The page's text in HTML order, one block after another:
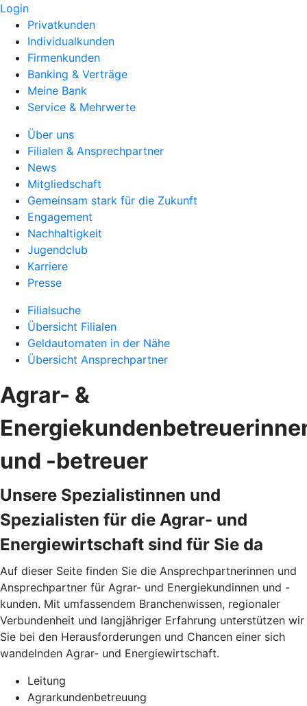
Login
Privatkunden
Individualkunden
Firmenkunden
Banking & Verträge
Meine Bank
Service & Mehrwerte
Über uns
Filialen & Ansprechpartner
News
Mitgliedschaft
Gemeinsam stark für die Zukunft
Engagement
Nachhaltigkeit
Jugendclub
Karriere
Presse
Filialsuche
Übersicht Filialen
Geldautomaten in der Nähe
Übersicht Ansprechpartner
Agrar- &
und -betreuer
Unsere Spezialistinnen und
Spezialisten für die Agrar- und
Energiewirtschaft sind für Sie da
Auf dieser Seite finden Sie die Ansprechpartnerinnen und
Ansprechpartner für Agrar- und Energiekundinnen und -
kunden. Mit umfassendem Branchenwissen, regionaler
Verbundenheit und langjähriger Erfahrung unterstützen wir
Sie bei den Herausforderungen und Chancen einer sich
wandelnden Agrar- und Energiewirtschaft.
Leitung
Agrarkundenbetreuung